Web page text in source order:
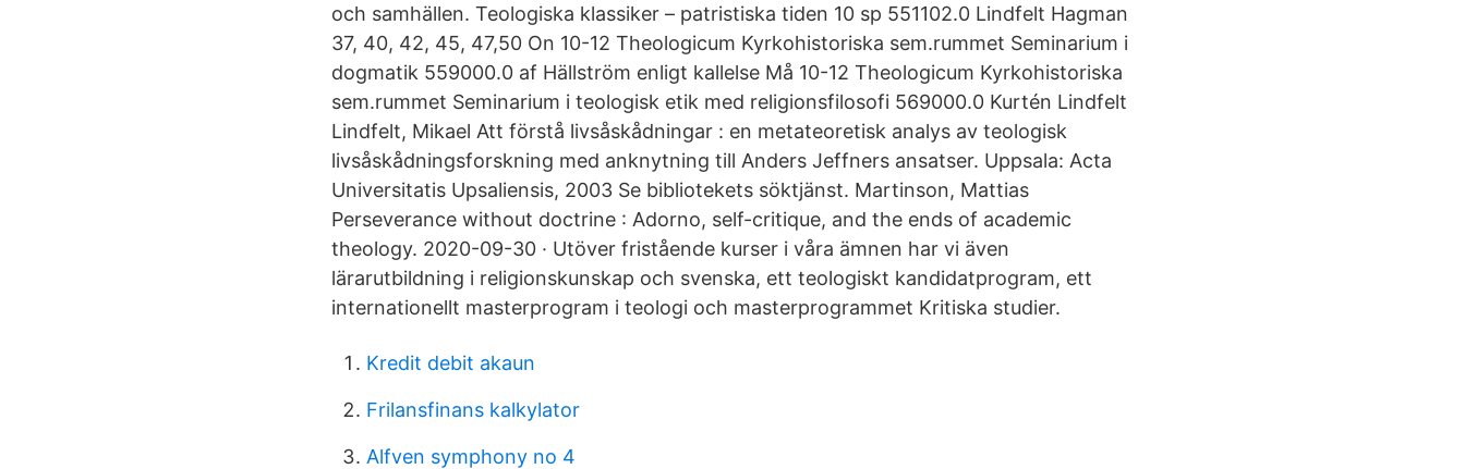
och samhällen. Teologiska klassiker – patristiska tiden 10 sp 551102.0 Lindfelt Hagman
37, 40, 42, 45, 47,50 On 10-12 Theologicum Kyrkohistoriska sem.rummet Seminarium i
dogmatik 559000.0 af Hällström enligt kallelse Må 10-12 Theologicum Kyrkohistoriska
sem.rummet Seminarium i teologisk etik med religionsfilosofi 569000.0 Kurtén Lindfelt
Lindfelt, Mikael Att förstå livsåskådningar : en metateoretisk analys av teologisk
livsåskådningsforskning med anknytning till Anders Jeffners ansatser. Uppsala: Acta
Universitatis Upsaliensis, 2003 Se bibliotekets söktjänst. Martinson, Mattias
Perseverance without doctrine : Adorno, self-critique, and the ends of academic
theology. 2020-09-30 · Utöver fristående kurser i våra ämnen har vi även
lärarutbildning i religionskunskap och svenska, ett teologiskt kandidatprogram, ett
internationellt masterprogram i teologi och masterprogrammet Kritiska studier.
Kredit debit akaun
Frilansfinans kalkylator
Alfven symphony no 4